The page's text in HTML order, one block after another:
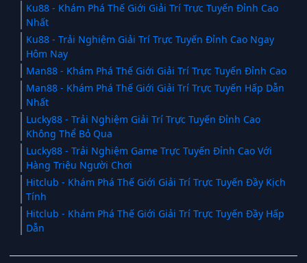
Ku88 - Khám Phá Thế Giới Giải Trí Trực Tuyến Đỉnh Cao
Nhất
Ku88 - Trải Nghiệm Giải Trí Trực Tuyến Đỉnh Cao Ngay
Hôm Nay
Man88 - Khám Phá Thế Giới Giải Trí Trực Tuyến Đỉnh Cao
Man88 - Khám Phá Thế Giới Giải Trí Trực Tuyến Hấp Dẫn
Nhất
Lucky88 - Trải Nghiệm Giải Trí Trực Tuyến Đỉnh Cao
Không Thể Bỏ Qua
Lucky88 - Trải Nghiệm Game Trực Tuyến Đỉnh Cao Với
Hàng Triệu Người Chơi
Hitclub - Khám Phá Thế Giới Giải Trí Trực Tuyến Đầy Kịch
Tính
Hitclub - Khám Phá Thế Giới Giải Trí Trực Tuyến Đầy Hấp
Dẫn